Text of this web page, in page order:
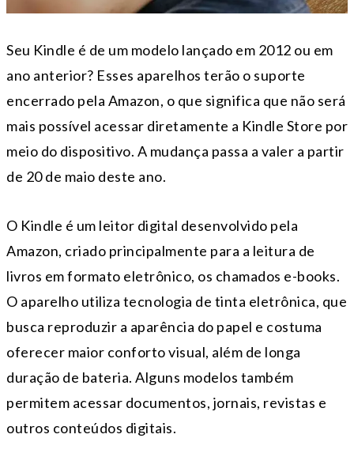
Seu Kindle é de um modelo lançado em 2012 ou em
ano anterior? Esses aparelhos terão o suporte
encerrado pela Amazon, o que significa que não será
mais possível acessar diretamente a Kindle Store por
meio do dispositivo. A mudança passa a valer a partir
de 20 de maio deste ano.
O Kindle é um leitor digital desenvolvido pela
Amazon, criado principalmente para a leitura de
livros em formato eletrônico, os chamados e-books.
O aparelho utiliza tecnologia de tinta eletrônica, que
busca reproduzir a aparência do papel e costuma
oferecer maior conforto visual, além de longa
duração de bateria. Alguns modelos também
permitem acessar documentos, jornais, revistas e
outros conteúdos digitais.